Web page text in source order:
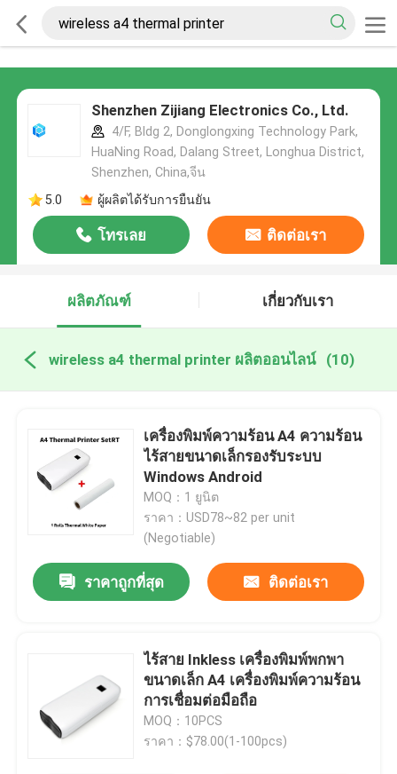
Shenzhen Zijiang Electronics Co., Ltd.
4/F, Bldg 2, Donglongxing Technology Park,
HuaNing Road, Dalang Street, Longhua District,
Shenzhen, China,จีน
5.0
ผู้ผลิตได้รับการยืนยัน
โทรเลย ติดต่อเรา
ผลิตภัณฑ์ เกี่ยวกับเรา
wireless a4 thermal printer ผลิตออนไลน์ (10)
เครื่องพิมพ์ความร้อน A4 ความร้อน
ไร้สายขนาดเล็กรองรับระบบ
Windows Android
MOQ：1 ยูนิต
ราคา：USD78~82 per unit
(Negotiable)
ราคาถูกที่สุด ติดต่อเรา
ไร้สาย Inkless เครื่องพิมพ์พกพา
ขนาดเล็ก A4 เครื่องพิมพ์ความร้อน
การเชื่อมต่อมือถือ
MOQ：10PCS
ราคา：$78.00(1-100pcs)